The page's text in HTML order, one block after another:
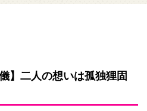
】二人の想いは孤独狸固